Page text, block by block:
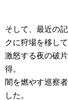
そして、最近の
クに狩場を移して
激怒する夜の破
得。
闇を燃やす巡察
した。